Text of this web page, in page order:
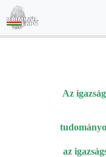
Az
az